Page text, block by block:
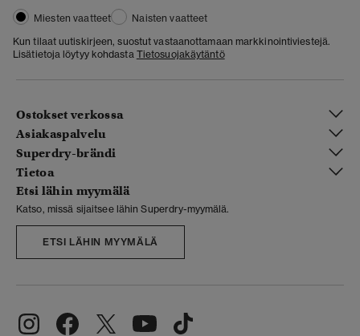
Miesten vaatteet
Naisten vaatteet
Kun tilaat uutiskirjeen, suostut vastaanottamaan markkinointiviestejä.
Lisätietoja löytyy kohdasta Tietosuojakäytäntö
Ostokset verkossa
Asiakaspalvelu
Superdry-brändi
Tietoa
Etsi lähin myymälä
Katso, missä sijaitsee lähin Superdry-myymälä.
ETSI LÄHIN MYYMÄLÄ